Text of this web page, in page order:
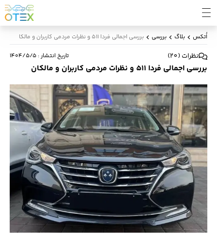
اُتکس بلاگ بررسی بررسی اجمالی فردا 511 و نظرات مردمی کاربران و مالکان
نظرات (
20
) تاریخ انتشار: ۱۴۰۴/۵/۵
بررسی اجمالی فردا 511 و نظرات مردمی کاربران و مالکان